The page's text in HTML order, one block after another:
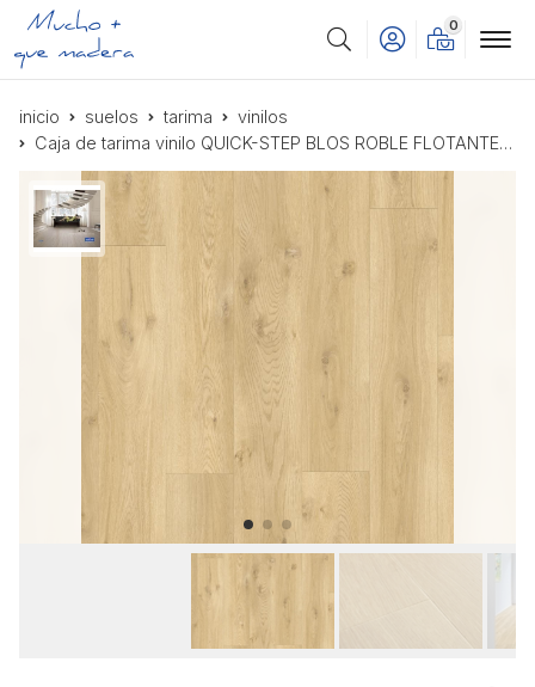
Buscar
0
inicio suelos tarima
vinilos
Caja de tarima vinilo QUICK-STEP BLOS ROBLE FLOTANTE BEIGE AVSPU40018